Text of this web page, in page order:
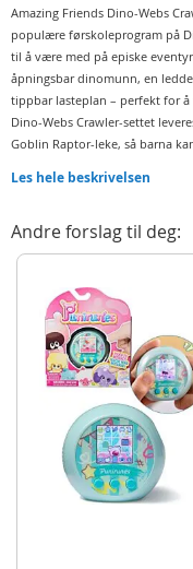
Amazing Friends Dino-Webs
populære førskoleprogram på
til å være med på episke
åpningsbar dinomunn, en
tippbar lasteplan – perfekt for
Dino-Webs Crawler-settet
Goblin Raptor-leke, så barna
og detaljerte settet som gir
1 Dino-Webs Crawler
1 Goblin Raptor-leke (6 cm
Detaljer:
Mål: 15 x 12 x 25 cm
Alder: fra 3 år
Produktdetaljer
Les hele beskrivelsen
Andre forslag til deg: